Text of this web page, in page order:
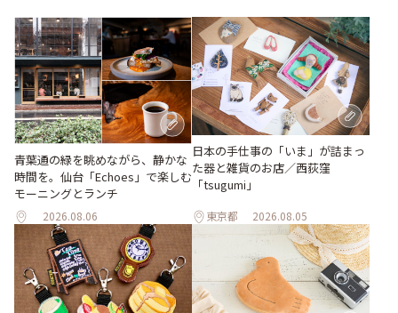
青葉通の緑を眺めながら、静かな
時間を。仙台「Echoes」で楽しむ
モーニングとランチ
2026.08.06
日本の手仕事の「いま」が詰まっ
た器と雑貨のお店／西荻窪
「tsugumi」
東京都 2026.08.05